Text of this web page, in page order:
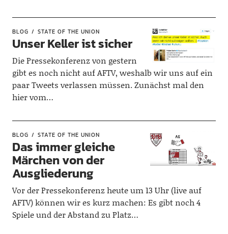
BLOG STATE OF THE UNION
Unser Keller ist sicher
Die Pressekonferenz von gestern
gibt es noch nicht auf AFTV, weshalb wir uns auf ein
paar Tweets verlassen müssen. Zunächst mal den
hier vom…
BLOG STATE OF THE UNION
Das immer gleiche
Märchen von der
Ausgliederung
Vor der Pressekonferenz heute um 13 Uhr (live auf
AFTV) können wir es kurz machen: Es gibt noch 4
Spiele und der Abstand zu Platz…